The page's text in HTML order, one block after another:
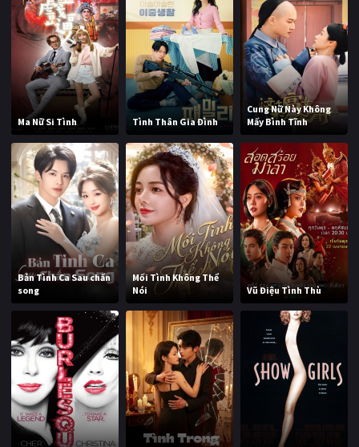
Ma Nữ Si Tình Tình Thân Gia Đình
Cung Nữ Này Không
Mấy Bình Tĩnh
Bản Tình Ca Sau chấn
song
Mối Tình Không Thể
Nói
Vũ Điệu Tình Thù